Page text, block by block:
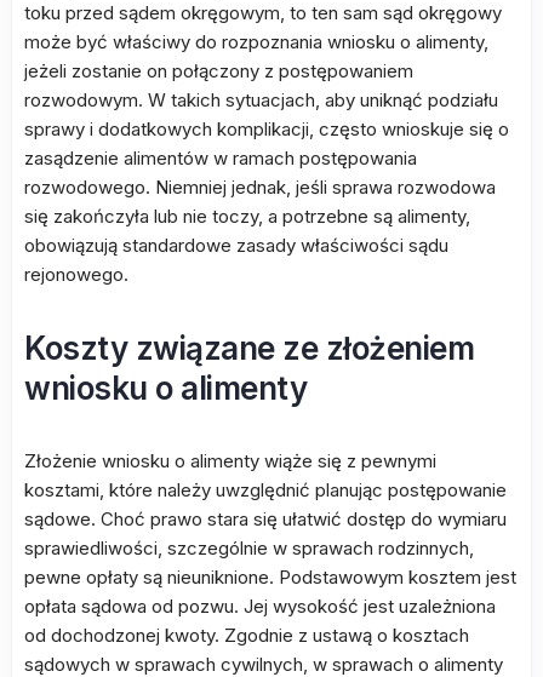
toku przed sądem okręgowym, to ten sam sąd okręgowy
może być właściwy do rozpoznania wniosku o alimenty,
jeżeli zostanie on połączony z postępowaniem
rozwodowym. W takich sytuacjach, aby uniknąć podziału
sprawy i dodatkowych komplikacji, często wnioskuje się o
zasądzenie alimentów w ramach postępowania
rozwodowego. Niemniej jednak, jeśli sprawa rozwodowa
się zakończyła lub nie toczy, a potrzebne są alimenty,
obowiązują standardowe zasady właściwości sądu
rejonowego.
Koszty związane ze złożeniem
wniosku o alimenty
Złożenie wniosku o alimenty wiąże się z pewnymi
kosztami, które należy uwzględnić planując postępowanie
sądowe. Choć prawo stara się ułatwić dostęp do wymiaru
sprawiedliwości, szczególnie w sprawach rodzinnych,
pewne opłaty są nieuniknione. Podstawowym kosztem jest
opłata sądowa od pozwu. Jej wysokość jest uzależniona
od dochodzonej kwoty. Zgodnie z ustawą o kosztach
sądowych w sprawach cywilnych, w sprawach o alimenty